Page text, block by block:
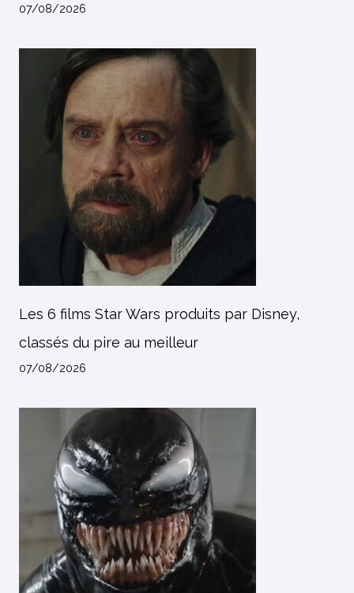
07/08/2026
Les 6 films Star Wars produits par Disney,
classés du pire au meilleur
07/08/2026